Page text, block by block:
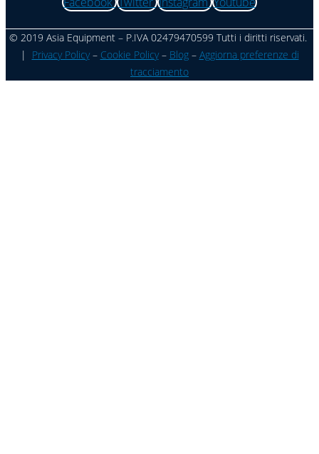
© 2019 Asia Equipment – P.IVA 02479470599 Tutti i diritti riservati.
| Privacy Policy– Cookie Policy– Blog– Aggiorna preferenze di
tracciamento